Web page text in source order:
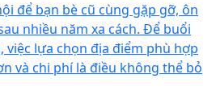
để bạn bè cũ cùng gặp gỡ, ôn
nhiều năm xa cách. Để buổi
lựa chọn địa điểm phù hợp
và chi phí là điều không thể bỏ